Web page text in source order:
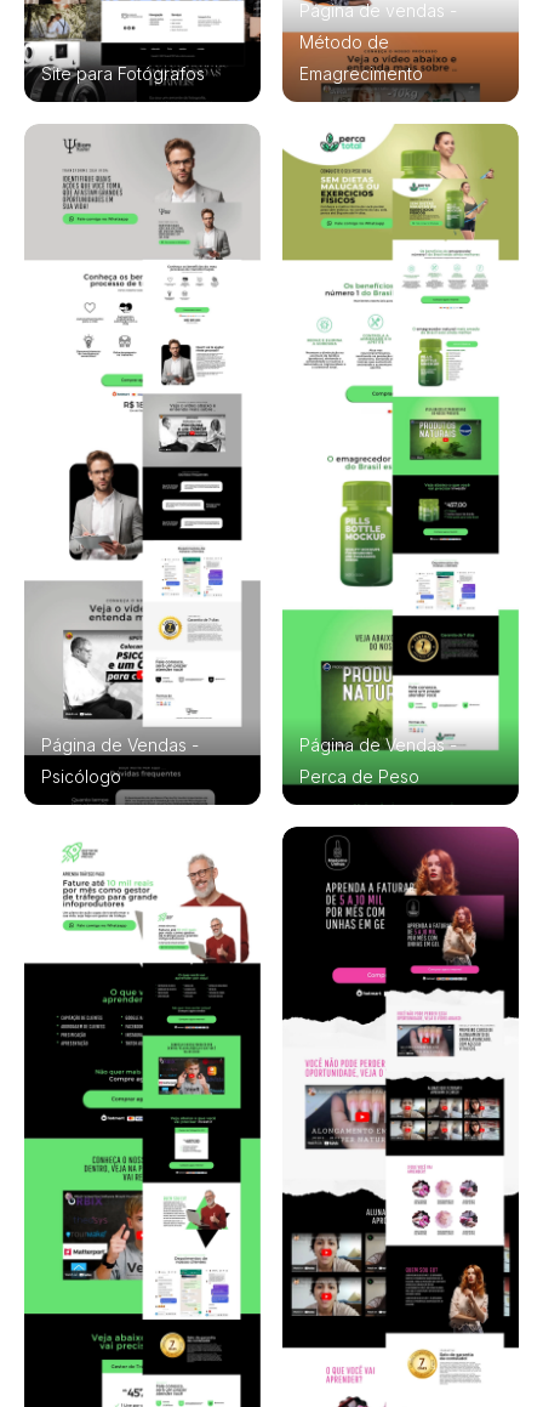
Alfabeto 3D
Shapes
Ícones
Overlay
Emoticons
Site para Fotógrafos
Página de vendas -
Método de
Emagrecimento
Página de Vendas -
Psicólogo
Página de Vendas -
Perca de Peso